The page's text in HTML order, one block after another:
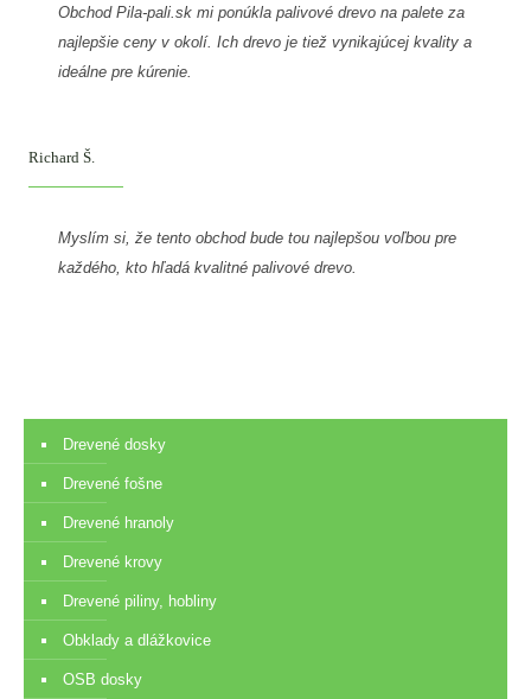
Obchod Pila-pali.sk mi ponúkla palivové drevo na palete za
najlepšie ceny v okolí. Ich drevo je tiež vynikajúcej kvality a
ideálne pre kúrenie.
Richard Š.
Myslím si, že tento obchod bude tou najlepšou voľbou pre
každého, kto hľadá kvalitné palivové drevo.
Drevené dosky
Drevené fošne
Drevené hranoly
Drevené krovy
Drevené piliny, hobliny
Obklady a dlážkovice
OSB dosky